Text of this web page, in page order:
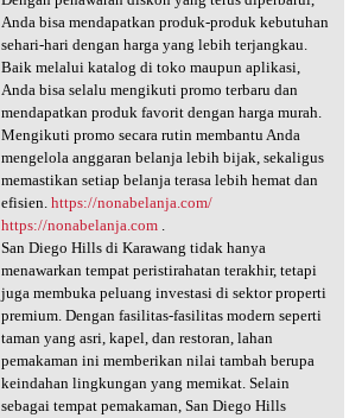
Anda bisa mendapatkan produk-produk kebutuhan
sehari-hari dengan harga yang lebih terjangkau.
Baik melalui katalog di toko maupun aplikasi,
Anda bisa selalu mengikuti promo terbaru dan
mendapatkan produk favorit dengan harga murah.
Mengikuti promo secara rutin membantu Anda
mengelola anggaran belanja lebih bijak, sekaligus
memastikan setiap belanja terasa lebih hemat dan
efisien. https://nonabelanja.com/
https://nonabelanja.com.
San Diego Hills di Karawang tidak hanya
menawarkan tempat peristirahatan terakhir, tetapi
juga membuka peluang investasi di sektor properti
premium. Dengan fasilitas-fasilitas modern seperti
taman yang asri, kapel, dan restoran, lahan
pemakaman ini memberikan nilai tambah berupa
keindahan lingkungan yang memikat. Selain
sebagai tempat pemakaman, San Diego Hills